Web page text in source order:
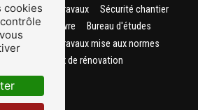
Direction de travaux
Sécurité chantier
Maître d'oeuvre
Bureau d'études
Travaux mise aux normes
Travaux de rénovation
cookies